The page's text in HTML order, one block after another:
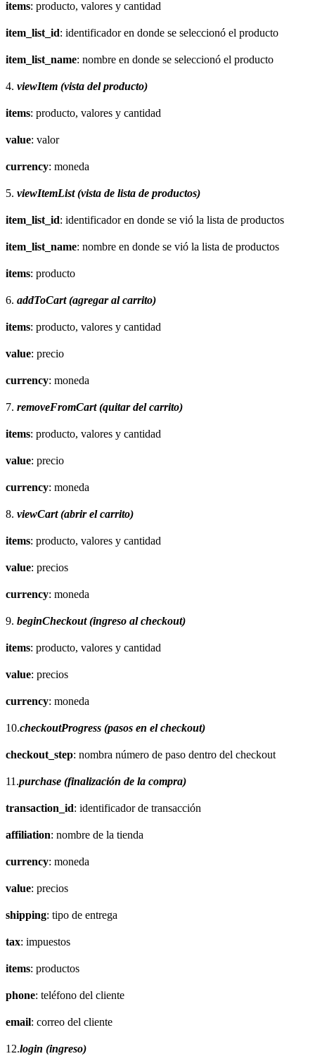
items: producto, valores y cantidad
item_list_id: identificador en donde se seleccionó el producto
item_list_name: nombre en donde se seleccionó el producto
4. viewItem (vista del producto)
items: producto, valores y cantidad
value: valor
currency: moneda
5. viewItemList (vista de lista de productos)
item_list_id: identificador en donde se vió la lista de productos
item_list_name: nombre en donde se vió la lista de productos
items: producto
6. addToCart (agregar al carrito)
items: producto, valores y cantidad
value: precio
currency: moneda
7. removeFromCart (quitar del carrito)
items: producto, valores y cantidad
value: precio
currency: moneda
8. viewCart (abrir el carrito)
items: producto, valores y cantidad
value: precios
currency: moneda
9. beginCheckout (ingreso al checkout)
items: producto, valores y cantidad
value: precios
currency: moneda
10.checkoutProgress (pasos en el checkout)
checkout_step: nombra número de paso dentro del checkout
11.purchase (finalización de la compra)
transaction_id: identificador de transacción
affiliation: nombre de la tienda
currency: moneda
value: precios
shipping: tipo de entrega
tax: impuestos
items: productos
phone: teléfono del cliente
email: correo del cliente
12.login (ingreso)